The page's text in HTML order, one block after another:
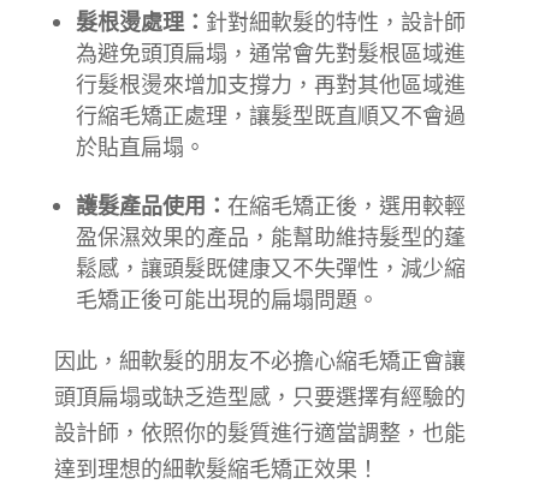
髮根燙處理： 針對細軟髮的特性，設計師
為避免頭頂扁塌，通常會先對髮根區域進
行髮根燙來增加支撐力，再對其他區域進
行縮毛矯正處理，讓髮型既直順又不會過
於貼直扁塌。
護髮產品使用： 在縮毛矯正後，選用較輕
盈保濕效果的產品，能幫助維持髮型的蓬
鬆感，讓頭髮既健康又不失彈性，減少縮
毛矯正後可能出現的扁塌問題。
因此，細軟髮的朋友不必擔心縮毛矯正會讓
頭頂扁塌或缺乏造型感，只要選擇有經驗的
設計師，依照你的髮質進行適當調整，也能
達到理想的細軟髮縮毛矯正效果！